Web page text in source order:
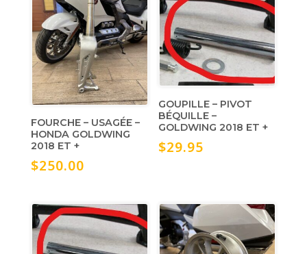
FOURCHE – USAGÉE –
HONDA GOLDWING
2018 ET +
$250.00
GOUPILLE – PIVOT
BÉQUILLE –
GOLDWING 2018 ET +
$29.95